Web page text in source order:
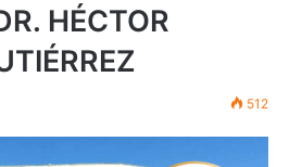
HÉCTOR
512